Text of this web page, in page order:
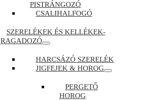
PISTRÁNGOZÓ
CSALIHALFOGÓ
SZERELÉKEK ÉS KELLÉKEK-
RAGADOZÓ
HARCSÁZÓ SZERELÉK
JIGFEJEK & HOROG
PERGETŐ
HOROG